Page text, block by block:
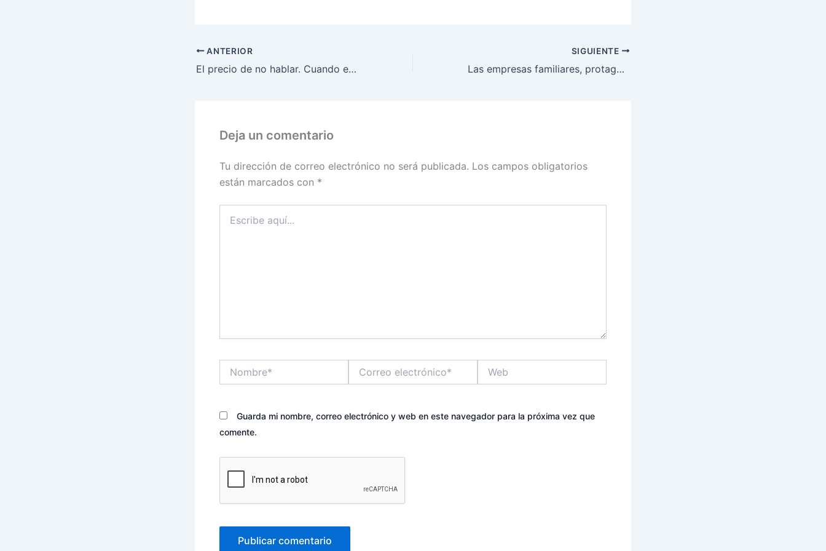
ANTERIOR
El precio de no hablar. Cuando el silencio se vuelve el mayor enemigo de la empresa familiar
SIGUIENTE
Las empresas familiares, protagonistas en el Congreso
Deja un comentario
Tu dirección de correo electrónico no será publicada. Los campos obligatorios
están marcados con *
aquí...
electrónico*
Guarda mi nombre, correo electrónico y web en este navegador para la próxima vez que
comente.